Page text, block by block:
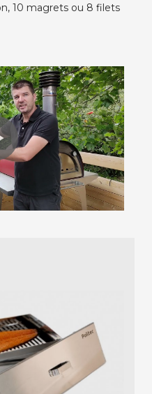
10 magrets ou 8 filets